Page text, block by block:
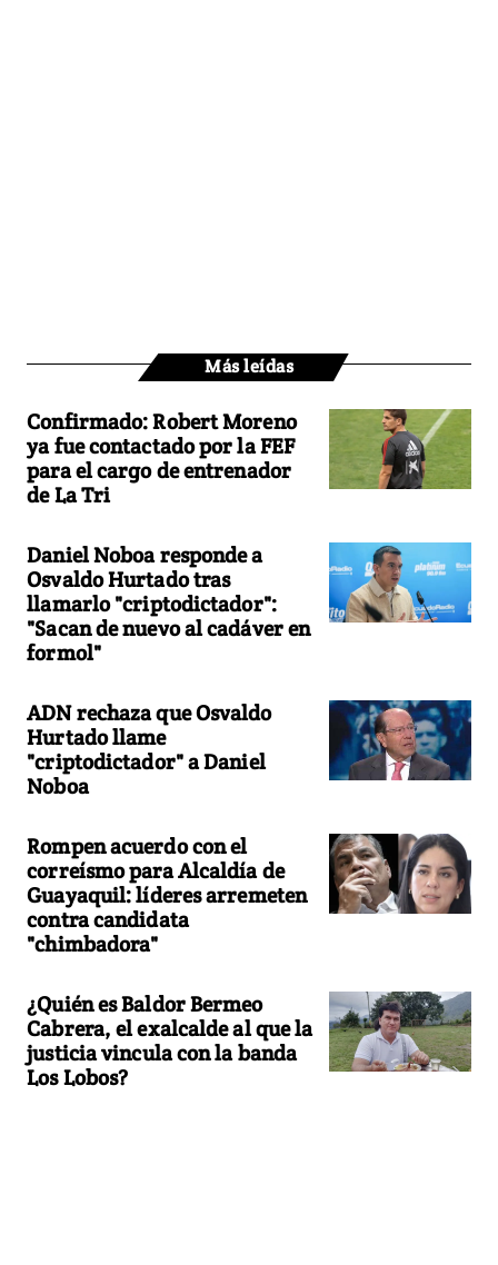
Más leídas
Confirmado: Robert Moreno
ya fue contactado por la FEF
para el cargo de entrenador
de La Tri
Daniel Noboa responde a
Osvaldo Hurtado tras
llamarlo "criptodictador":
"Sacan de nuevo al cadáver en
formol"
ADN rechaza que Osvaldo
Hurtado llame
"criptodictador" a Daniel
Noboa
Rompen acuerdo con el
correísmo para Alcaldía de
Guayaquil: líderes arremeten
contra candidata
"chimbadora"
¿Quién es Baldor Bermeo
Cabrera, el exalcalde al que la
justicia vincula con la banda
Los Lobos?